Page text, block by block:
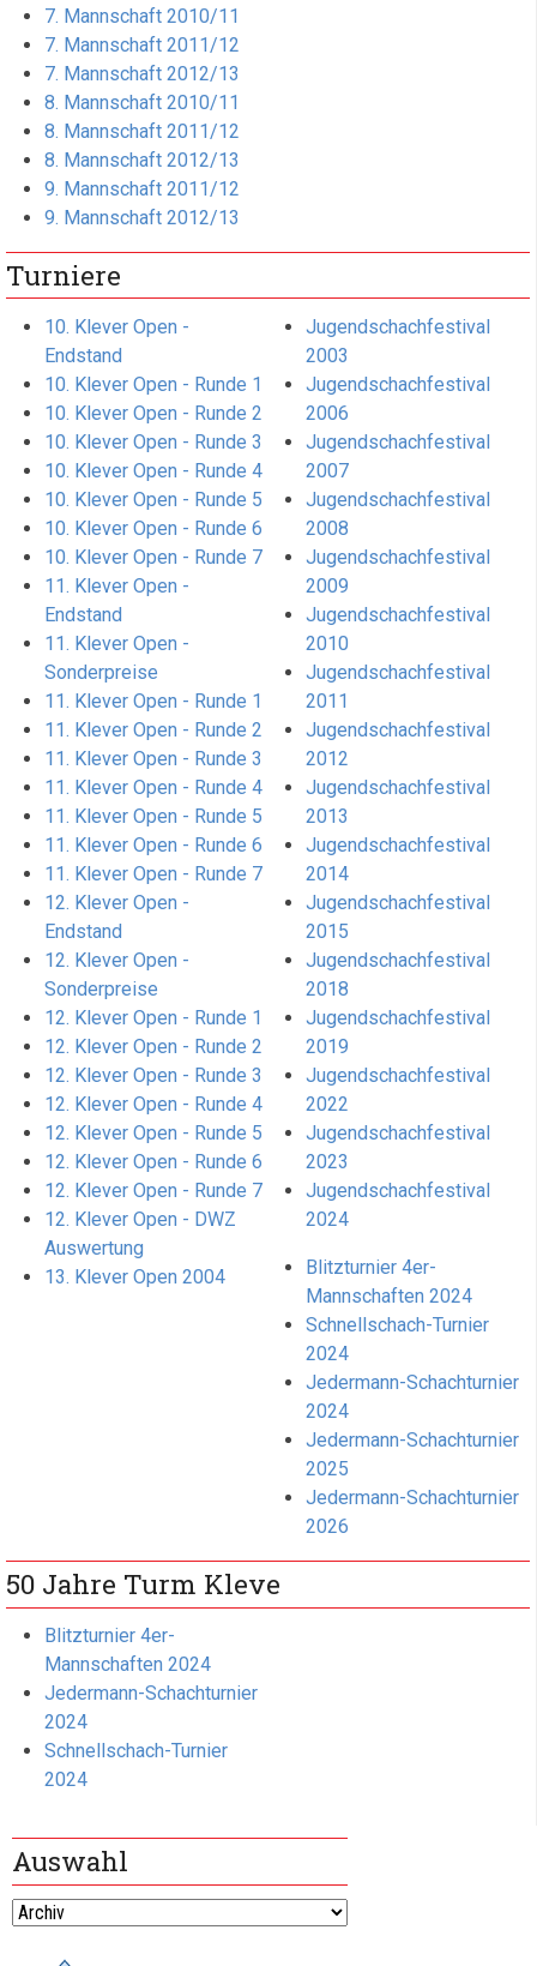
7. Mannschaft 2010/11
7. Mannschaft 2011/12
7. Mannschaft 2012/13
8. Mannschaft 2010/11
8. Mannschaft 2011/12
8. Mannschaft 2012/13
9. Mannschaft 2011/12
9. Mannschaft 2012/13
Turniere
10. Klever Open -
Endstand
10. Klever Open - Runde 1
10. Klever Open - Runde 2
10. Klever Open - Runde 3
10. Klever Open - Runde 4
10. Klever Open - Runde 5
10. Klever Open - Runde 6
10. Klever Open - Runde 7
11. Klever Open -
Endstand
11. Klever Open -
Sonderpreise
11. Klever Open - Runde 1
11. Klever Open - Runde 2
11. Klever Open - Runde 3
11. Klever Open - Runde 4
11. Klever Open - Runde 5
11. Klever Open - Runde 6
11. Klever Open - Runde 7
12. Klever Open -
Endstand
12. Klever Open -
Sonderpreise
12. Klever Open - Runde 1
12. Klever Open - Runde 2
12. Klever Open - Runde 3
12. Klever Open - Runde 4
12. Klever Open - Runde 5
12. Klever Open - Runde 6
12. Klever Open - Runde 7
12. Klever Open - DWZ
Auswertung
13. Klever Open 2004
Jugendschachfestival
2003
Jugendschachfestival
2006
Jugendschachfestival
2007
Jugendschachfestival
2008
Jugendschachfestival
2009
Jugendschachfestival
2010
Jugendschachfestival
2011
Jugendschachfestival
2012
Jugendschachfestival
2013
Jugendschachfestival
2014
Jugendschachfestival
2015
Jugendschachfestival
2018
Jugendschachfestival
2019
Jugendschachfestival
2022
Jugendschachfestival
2023
Jugendschachfestival
2024
Blitzturnier 4er-
Mannschaften 2024
Schnellschach-Turnier
2024
Jedermann-Schachturnier
2024
Jedermann-Schachturnier
2025
Jedermann-Schachturnier
2026
50 Jahre Turm Kleve
Blitzturnier 4er-
Mannschaften 2024
Jedermann-Schachturnier
2024
Schnellschach-Turnier
2024
Auswahl